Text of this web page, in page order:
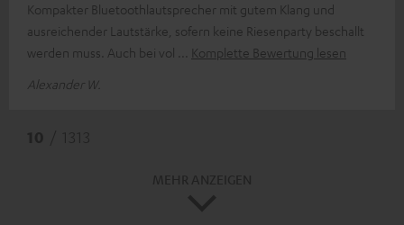
Kompakter Bluetoothlautsprecher mit gutem Klang und
ausreichender Lautstärke, sofern keine Riesenparty beschallt
werden muss. Auch bei vol
Komplette Bewertung lesen
Alexander W.